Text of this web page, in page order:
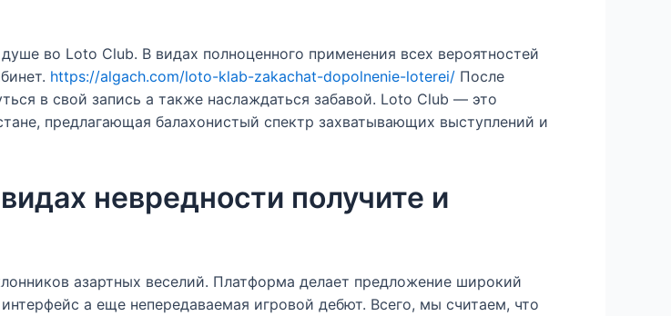
во Loto Club. В видах полноценного применения всех вероятностей
https://algach.com/loto-klab-zakachat-dopolnenie-loterei/ После
в свой запись а также наслаждаться забавой. Loto Club — это
предлагающая балахонистый спектр захватывающих выступлений и
невредности получите и
азартных веселий. Платформа делает предложение широкий
а еще непередаваемая игровой дебют. Всего, мы считаем, что